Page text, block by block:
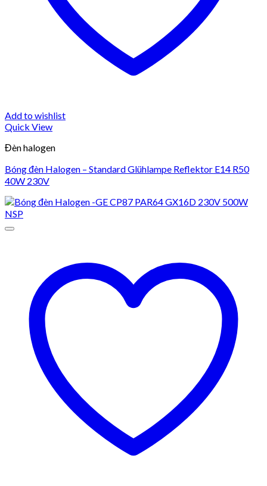
Add to wishlist
Quick View
Đèn halogen
Bóng đèn Halogen – Standard Glühlampe Reflektor E14 R50
40W 230V